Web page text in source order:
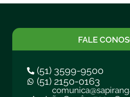
FALE
(51) 3599-9500
(51) 2150-0163